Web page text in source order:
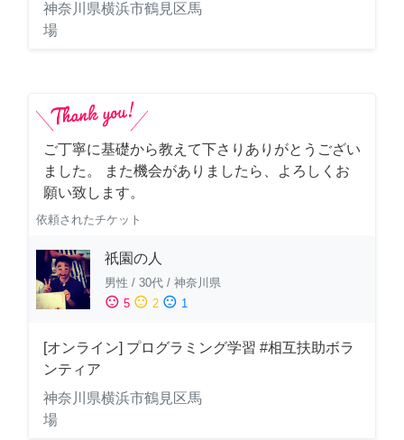
神奈川県横浜市鶴見区馬
場
ご丁寧に基礎から教えて下さりありがとうござい
ました。 また機会がありましたら、よろしくお
願い致します。
依頼されたチケット
祇園の人
男性 / 30代 / 神奈川県
sentiment_satisfied 5 sentiment_neutral 2 sentiment_dissatisfied 1
[オンライン] プログラミング学習 #相互扶助ボラ
ンティア
神奈川県横浜市鶴見区馬
場